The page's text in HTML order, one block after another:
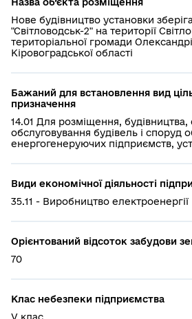
Нове будівництво установки
"Світловодськ-2" на території
територіальної громади
Кіровоградської області
Бажаний для встановлення вид
призначення
14.01 Для розміщення, будівництва,
обслуговування будівель і споруд
енергогенеруючих підприємств,
Види економічної діяльності
35.11 - Виробництво електроенергії
Орієнтований відсоток забудови
70
Клас небезпеки підприємства